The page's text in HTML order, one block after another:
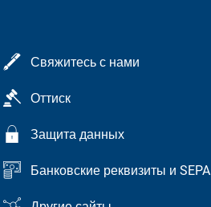
Свяжитесь с нами
Оттиск
Защита данных
Банковские реквизиты и SEPA